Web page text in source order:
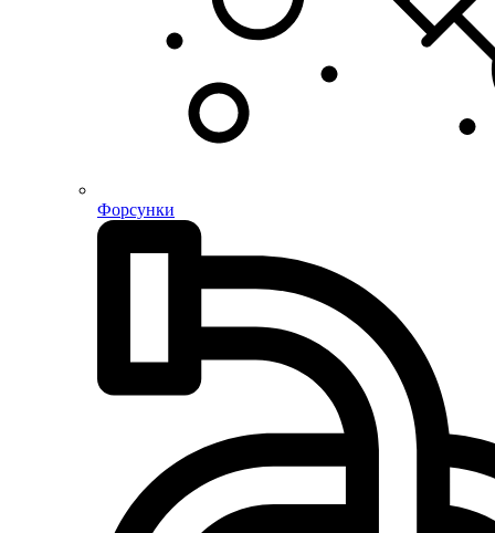
Форсунки